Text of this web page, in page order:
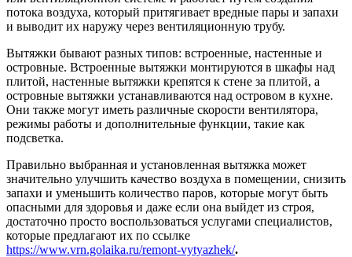
потока воздуха, который притягивает вредные пары и запахи
и выводит их наружу через вентиляционную трубу.
Вытяжки бывают разных типов: встроенные, настенные и
островные. Встроенные вытяжки монтируются в шкафы над
плитой, настенные вытяжки крепятся к стене за плитой, а
островные вытяжки устанавливаются над островом в кухне.
Они также могут иметь различные скорости вентилятора,
режимы работы и дополнительные функции, такие как
подсветка.
Правильно выбранная и установленная вытяжка может
значительно улучшить качество воздуха в помещении, снизить
запахи и уменьшить количество паров, которые могут быть
опасными для здоровья и даже если она выйдет из строя,
достаточно просто воспользоваться услугами специалистов,
которые предлагают их по ссылке
https://www.vrn.golaika.ru/remont-vytyazhek/.